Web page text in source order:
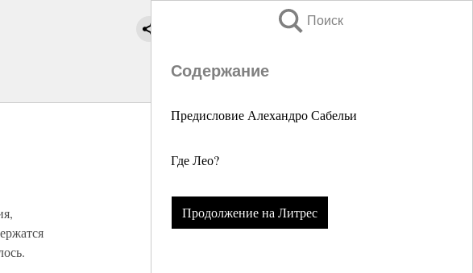
Поиск
Содержание
Предисловие Алехандро Сабельи
Где Лео?
Продолжение на Литрес